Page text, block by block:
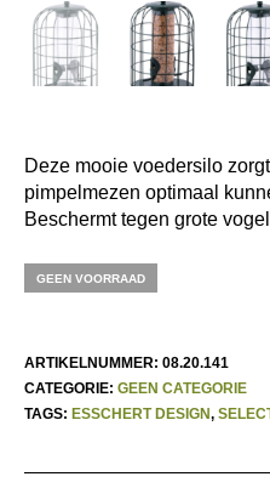
Deze mooie voedersilo
pimpelmezen optimaal
Beschermt tegen grote
GEEN VOORRAAD
ARTIKELNUMMER: 08.20.141
CATEGORIE: GEEN CATEGORIE
TAGS: ESSCHERT DESIGN,